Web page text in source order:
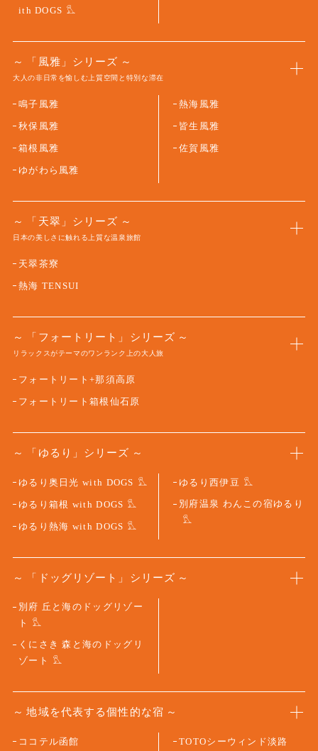
ith DOGS
「風雅」シリーズ
大人の非日常を愉しむ上質空間と特別な滞在
鳴子風雅
秋保風雅
箱根風雅
ゆがわら風雅
熱海風雅
皆生風雅
佐賀風雅
「天翠」シリーズ
日本の美しさに触れる上質な温泉旅館
天翠茶寮
熱海 TENSUI
「フォートリート」シリーズ
リラックスがテーマのワンランク上の大人旅
フォートリート+那須高原
フォートリート箱根仙石原
「ゆるり」シリーズ
ゆるり奥日光 with DOGS
ゆるり箱根 with DOGS
ゆるり熱海 with DOGS
ゆるり西伊豆
別府温泉 わんこの宿ゆるり
「ドッグリゾート」シリーズ
別府 丘と海のドッグリゾー
ト
くにさき 森と海のドッグリ
ゾート
地域を代表する個性的な宿
ココテル函館
TOTOシーウィンド淡路